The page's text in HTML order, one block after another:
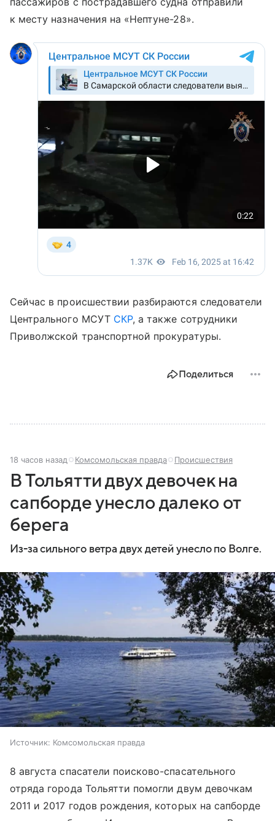
к месту назначения на «Нептуне-28».
Сейчас в происшествии разбираются следователи
Центрального МСУТ СКР, а также сотрудники
Приволжской транспортной прокуратуры.
Поделиться
18 часов назад Комсомольская правда Происшествия
В Тольятти двух девочек на
сапборде унесло далеко от
берега
Из-за сильного ветра двух детей унесло по Волге.
Источник: Комсомольская правда
8 августа спасатели поисково-спасательного
отряда города Тольятти помогли двум девочкам
2011 и 2017 годов рождения, которых на сапборде